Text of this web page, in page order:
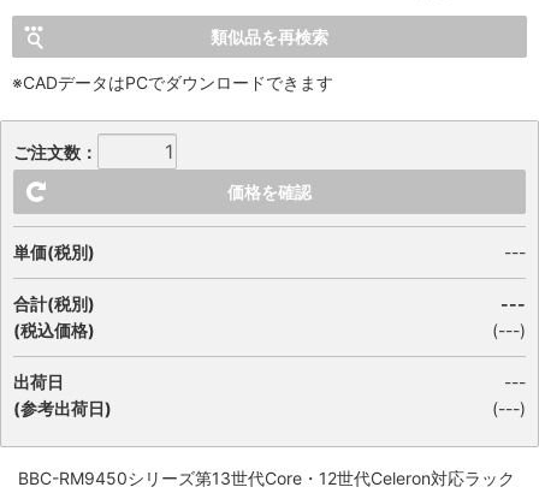
類似品を再検索
※CADデータはPCでダウンロードできます
ご注文数：
価格を確認
単価(税別) ---
合計(税別)
(税込価格)
---
(---)
出荷日
(参考出荷日)
---
(---)
BBC-RM9450シリーズ第13世代Core・12世代Celeron対応ラック